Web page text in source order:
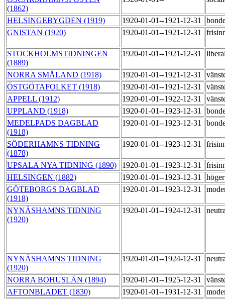
(1862)
HELSINGEBYGDEN (1919) 1920-01-01--1921-12-31
GNISTAN (1920)
1920-01-01--1921-12-31
STOCKHOLMSTIDNINGEN
(1889)
1920-01-01--1921-12-31
NORRA SMÅLAND (1918) 1920-01-01--1921-12-31
ÖSTGÖTAFOLKET (1918)
1920-01-01--1921-12-31
APPELL (1912)
1920-01-01--1922-12-31
UPPLAND (1918)
1920-01-01--1923-12-31
MEDELPADS DAGBLAD
(1918)
1920-01-01--1923-12-31
SÖDERHAMNS TIDNING
(1878)
1920-01-01--1923-12-31
UPSALA NYA TIDNING (1890) 1920-01-01--1923-12-31
HELSINGEN (1882)
1920-01-01--1923-12-31
GÖTEBORGS DAGBLAD
(1918)
1920-01-01--1923-12-31
NYNÄSHAMNS TIDNING
(1920)
1920-01-01--1924-12-31
NYNÄSHAMNS TIDNING
(1920)
1920-01-01--1924-12-31
NORRA BOHUSLÄN (1894) 1920-01-01--1925-12-31
AFTONBLADET (1830)
1920-01-01--1931-12-31